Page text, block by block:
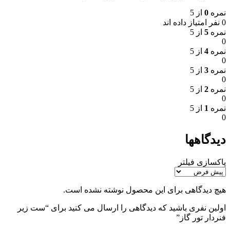
نمره 0 از 5
0 نفر امتیاز داده اند
نمره 5 از 5
0
نمره 4 از 5
0
نمره 3 از 5
0
نمره 2 از 5
0
نمره 1 از 5
0
دیدگاهها
پاکسازی فیلتر
هیچ دیدگاهی برای این محصول نوشته نشده است.
اولین نفری باشید که دیدگاهی را ارسال می کنید برای “ست زیر
فنردار تور گاز”